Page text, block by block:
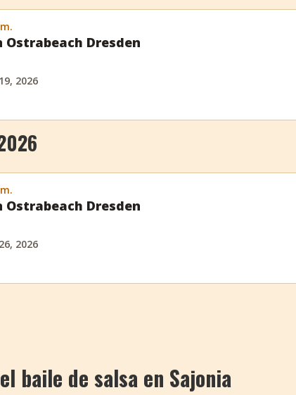
Ostrabeach Dresden
2026
Ostrabeach Dresden
2026
baile de salsa en Sajonia